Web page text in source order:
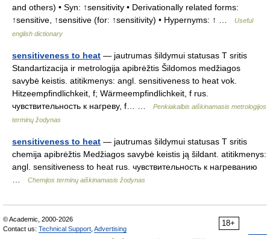
and others) • Syn: ↑sensitivity • Derivationally related forms:
↑sensitive, ↑sensitive (for: ↑sensitivity) • Hypernyms: ↑ …
Useful
english dictionary
sensitiveness to heat — jautrumas šildymui statusas T sritis
Standartizacija ir metrologija apibrėžtis Šildomos medžiagos
savybė keistis. atitikmenys: angl. sensitiveness to heat vok.
Hitzeempfindlichkeit, f; Wärmeempfindlichkeit, f rus.
чувствительность к нагреву, f… …
Penkiakalbis aiškinamasis metrologijos
terminų žodynas
sensitiveness to heat — jautrumas šildymui statusas T sritis
chemija apibrėžtis Medžiagos savybė keistis ją šildant. atitikmenys:
angl. sensitiveness to heat rus. чувствительность к нагреванию
Chemijos terminų aiškinamasis žodynas
18+
© Academic, 2000-2026
Contact us: Technical Support Advertising